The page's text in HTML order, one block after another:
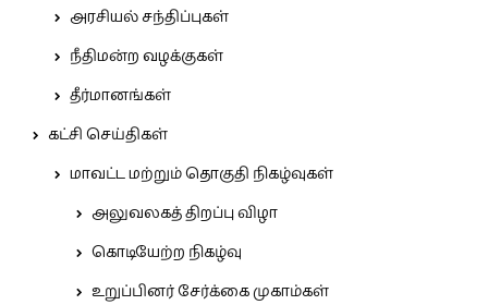
அரசியல் சந்திப்புகள்
நீதிமன்ற வழக்குகள்
தீர்மானங்கள்
கட்சி செய்திகள்
மாவட்ட மற்றும் தொகுதி நிகழ்வுகள்
அலுவலகத் திறப்பு விழா
கொடியேற்ற நிகழ்வு
உறுப்பினர் சேர்க்கை முகாம்கள்